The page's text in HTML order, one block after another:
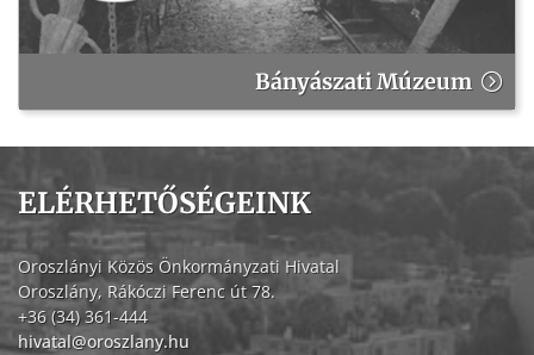
Bányászati Múzeum
ELÉRHETŐSÉGEINK
Oroszlányi Közös Önkormányzati Hivatal
Oroszlány, Rákóczi Ferenc út 78.
+36 (34) 361-444
hivatal@oroszlany.hu